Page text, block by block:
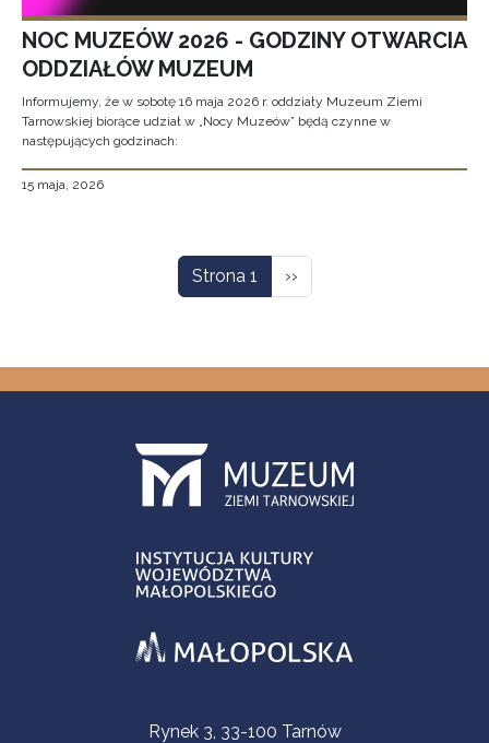
NOC MUZEÓW 2026 - GODZINY OTWARCIA
ODDZIAŁÓW MUZEUM
Informujemy, że w sobotę 16 maja 2026 r. oddziały Muzeum Ziemi
Tarnowskiej biorące udział w „Nocy Muzeów” będą czynne w
następujących godzinach:
15 maja, 2026
Strona 1 Następna strona
››
Informacje kontaktoweRynek 3, 33-100 Tarnów